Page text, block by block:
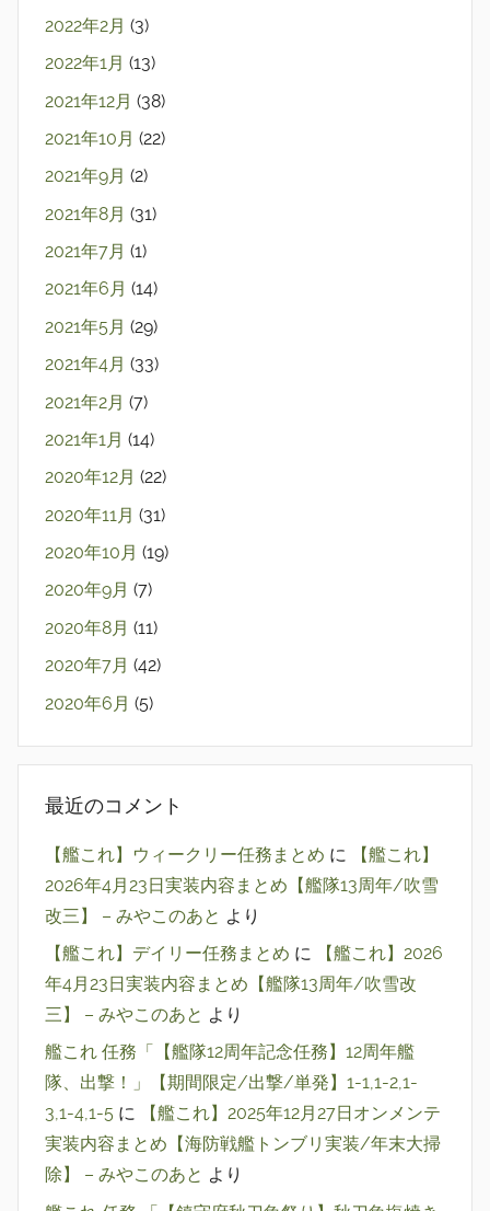
2022年2月 (3)
2022年1月 (13)
2021年12月 (38)
2021年10月 (22)
2021年9月 (2)
2021年8月 (31)
2021年7月 (1)
2021年6月 (14)
2021年5月 (29)
2021年4月 (33)
2021年2月 (7)
2021年1月 (14)
2020年12月 (22)
2020年11月 (31)
2020年10月 (19)
2020年9月 (7)
2020年8月 (11)
2020年7月 (42)
2020年6月 (5)
最近のコメント
【艦これ】ウィークリー任務まとめ に
【艦これ】
2026年4月23日実装内容まとめ【艦隊13周年/吹雪
改三】 – みやこのあと より
【艦これ】デイリー任務まとめ に
【艦これ】2026
年4月23日実装内容まとめ【艦隊13周年/吹雪改
三】 – みやこのあと より
艦これ 任務「【艦隊12周年記念任務】12周年艦
隊、出撃！」【期間限定/出撃/単発】1-1,1-2,1-
3,1-4,1-5 に
【艦これ】2025年12月27日オンメンテ
実装内容まとめ【海防戦艦トンブリ実装/年末大掃
除】 – みやこのあと より